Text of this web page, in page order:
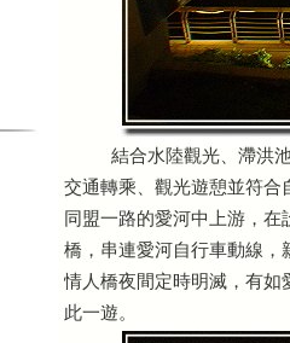
結合水陸觀光、滯洪池
交通轉乘、觀光遊憩並符
同盟一路的愛河中上游，
橋，串連愛河自行車動線
情人橋夜間定時明滅，有
此一遊。